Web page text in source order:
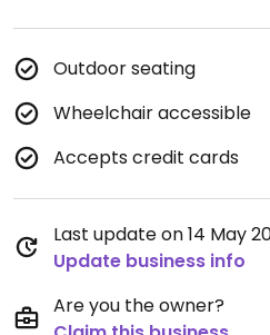
Outdoor seating
Wheelchair accessible
Accepts credit cards
Last update on 14 May
Update business info
Are you the owner?